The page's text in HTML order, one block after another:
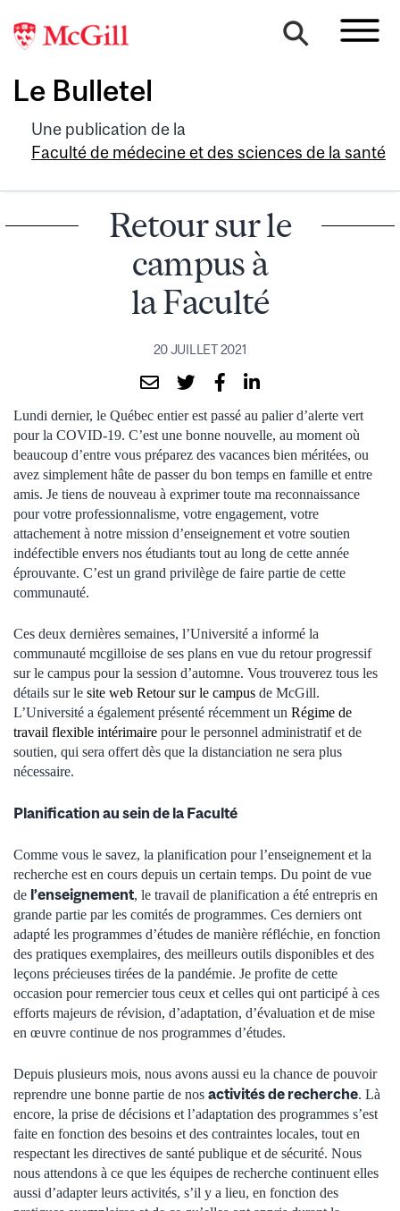
Le Bulletel
Une publication de la
Faculté de médecine et des sciences de la santé
Retour sur le
campus à
la Faculté
20 JUILLET 2021
Lundi dernier, le Québec entier est passé au palier d’alerte vert
pour la COVID-19. C’est une bonne nouvelle, au moment où
beaucoup d’entre vous préparez des vacances bien méritées, ou
avez simplement hâte de passer du bon temps en famille et entre
amis. Je tiens de nouveau à exprimer toute ma reconnaissance
pour votre professionnalisme, votre engagement, votre
attachement à notre mission d’enseignement et votre soutien
indéfectible envers nos étudiants tout au long de cette année
éprouvante. C’est un grand privilège de faire partie de cette
communauté.
Ces deux dernières semaines, l’Université a informé la
communauté mcgilloise de ses plans en vue du retour progressif
sur le campus pour la session d’automne. Vous trouverez tous les
détails sur le site web Retour sur le campus de McGill.
L’Université a également présenté récemment un Régime de
travail flexible intérimaire pour le personnel administratif et de
soutien, qui sera offert dès que la distanciation ne sera plus
nécessaire.
Planification au sein de la Faculté
Comme vous le savez, la planification pour l’enseignement et la
recherche est en cours depuis un certain temps. Du point de vue
de l’enseignement, le travail de planification a été entrepris en
grande partie par les comités de programmes. Ces derniers ont
adapté les programmes d’études de manière réfléchie, en fonction
des pratiques exemplaires, des meilleurs outils disponibles et des
leçons précieuses tirées de la pandémie. Je profite de cette
occasion pour remercier tous ceux et celles qui ont participé à ces
efforts majeurs de révision, d’adaptation, d’évaluation et de mise
en œuvre continue de nos programmes d’études.
Depuis plusieurs mois, nous avons aussi eu la chance de pouvoir
reprendre une bonne partie de nos activités de recherche. Là
encore, la prise de décisions et l’adaptation des programmes s’est
faite en fonction des besoins et des contraintes locales, tout en
respectant les directives de santé publique et de sécurité. Nous
nous attendons à ce que les équipes de recherche continuent elles
aussi d’adapter leurs activités, s’il y a lieu, en fonction des